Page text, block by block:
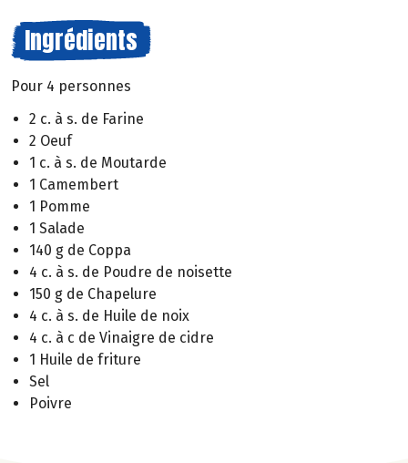
Ingrédients
Pour 4 personnes
2 c. à s. de Farine
2 Oeuf
1 c. à s. de Moutarde
1 Camembert
1 Pomme
1 Salade
140 g de Coppa
4 c. à s. de Poudre de noisette
150 g de Chapelure
4 c. à s. de Huile de noix
4 c. à c de Vinaigre de cidre
1 Huile de friture
Sel
Poivre